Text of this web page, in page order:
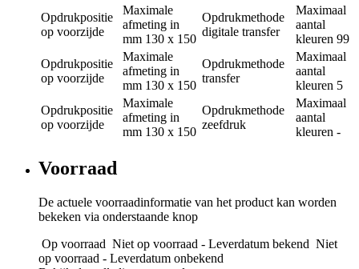
Opdrukpositie
op voorzijde
Maximale
afmeting in
mm 130 x 150
Opdrukmethode
digitale transfer
Maximaal
aantal
kleuren 99
Opdrukpositie
op voorzijde
Maximale
afmeting in
mm 130 x 150
Opdrukmethode
transfer
Maximaal
aantal
kleuren 5
Opdrukpositie
op voorzijde
Maximale
afmeting in
mm 130 x 150
Opdrukmethode
zeefdruk
Maximaal
aantal
kleuren -
Voorraad
De actuele voorraadinformatie van het product kan worden
bekeken via onderstaande knop
Op voorraad Niet op voorraad - Leverdatum bekend Niet
op voorraad - Leverdatum onbekend